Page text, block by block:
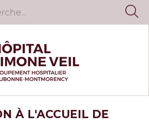
À L'ACCUEIL DE